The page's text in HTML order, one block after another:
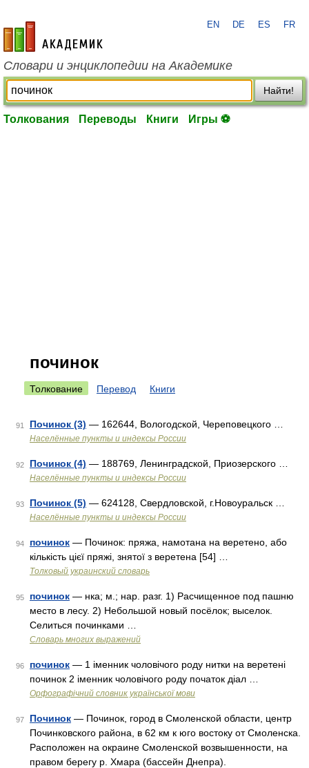
academic.ru
EN DE ES FR
Словари и энциклопедии на Академике
Найти!
Толкования Переводы Книги Игры ⚽
починок
Толкование Перевод Книги
91 Починок (3) — 162644, Вологодской, Череповецкого …
Населённые пункты и индексы России
92 Починок (4) — 188769, Ленинградской, Приозерского …
Населённые пункты и индексы России
93 Починок (5) — 624128, Свердловской, г.Новоуральск …
Населённые пункты и индексы России
94 починок — Починок: пряжа, намотана на веретено, або
кількість цієї пряжі, знятої з веретена [54] …
Толковый украинский словарь
95 починок — нка; м.; нар. разг. 1) Расчищенное под пашню
место в лесу. 2) Небольшой новый посёлок; выселок.
Селиться починками …
Словарь многих выражений
96 починок — 1 іменник чоловічого роду нитки на веретені
починок 2 іменник чоловічого роду початок діал …
Орфографічний словник української мови
97 Починок — Починок, город в Смоленской области, центр
Починковского района, в 62 км к юго востоку от Смоленска.
Расположен на окраине Смоленской возвышенности, на
правом берегу р. Хмара (бассейн Днепра).